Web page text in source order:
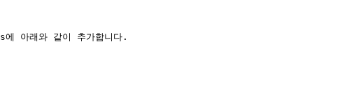
아래와 같이 추가합니다.